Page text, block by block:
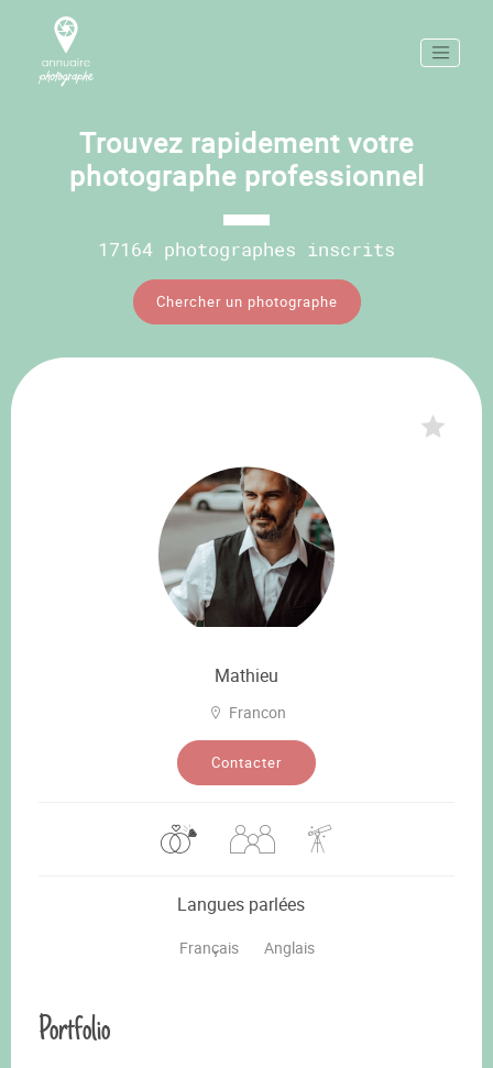
Trouvez rapidement votre
photographe professionnel
17164 photographes inscrits
Chercher un photographe
Mathieu
Francon
Contacter
Langues parlées
Français Anglais
Portfolio